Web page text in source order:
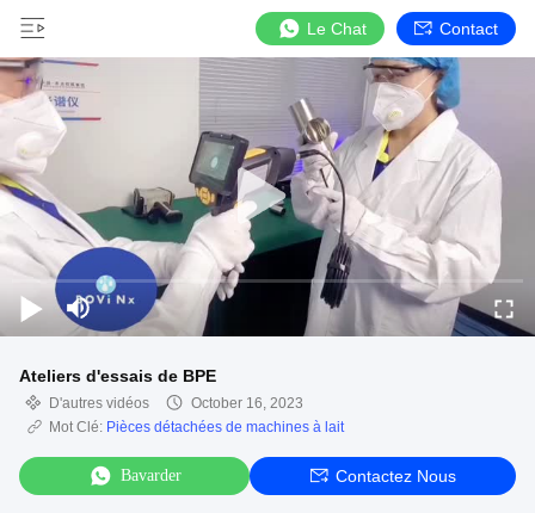
Le Chat Contact
Ateliers d'essais de BPE
D'autres vidéos
October 16, 2023
Mot Clé: Pièces détachées de machines à lait
Bavarder Contactez Nous